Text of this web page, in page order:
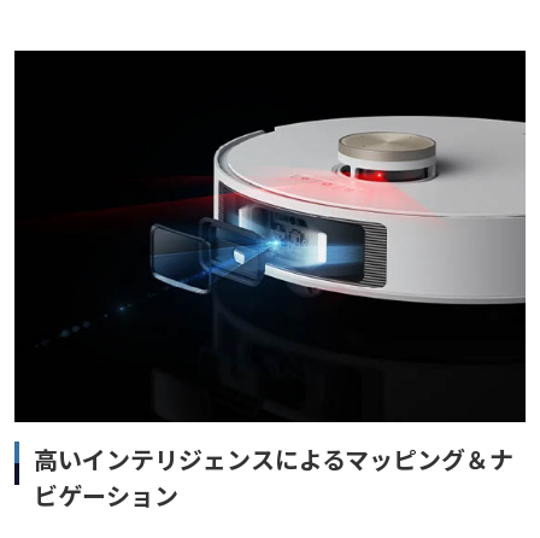
高いインテリジェンスによるマッピング＆ナ
ビゲーション